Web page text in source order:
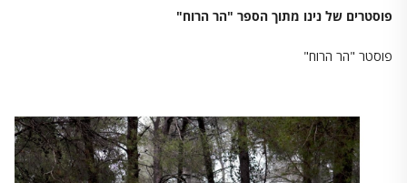
פוסטרים של נינו מתוך הספר "הר הרוח"
פוסטר "הר הרוח"